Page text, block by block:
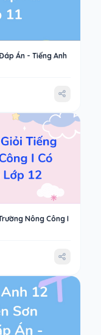
Án - Tiếng Anh
Nông Công I